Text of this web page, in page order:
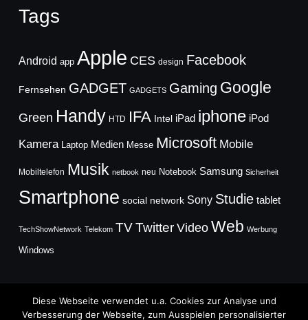
Tags
Android app Apple CES design Facebook
Fernsehen GADGET GADGETS Gaming Google
Green Handy HTD IFA Intel iPad iphone iPod
Kamera Laptop Medien Messe Microsoft Mobile
Mobiltelefon Musik netbook neu Notebook Samsung Sicherheit
Smartphone social network Sony Studie tablet
TechShowNetwork Telekom TVTwitter Video Web Werbung
Windows
Diese Webseite verwendet u.a. Cookies zur Analyse und
Verbesserung der Webseite, zum Ausspielen personalisierter